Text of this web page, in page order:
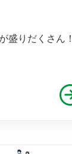
盛りだくさん！